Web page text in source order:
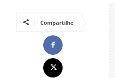
Compartilhe